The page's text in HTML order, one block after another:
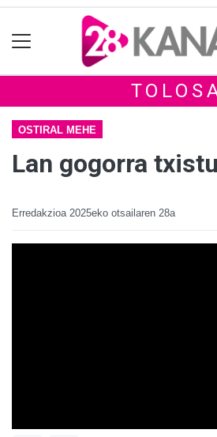
OSTIRAL MEHE
Lan gogorra
Erredakzioa 2025eko otsailaren 28a